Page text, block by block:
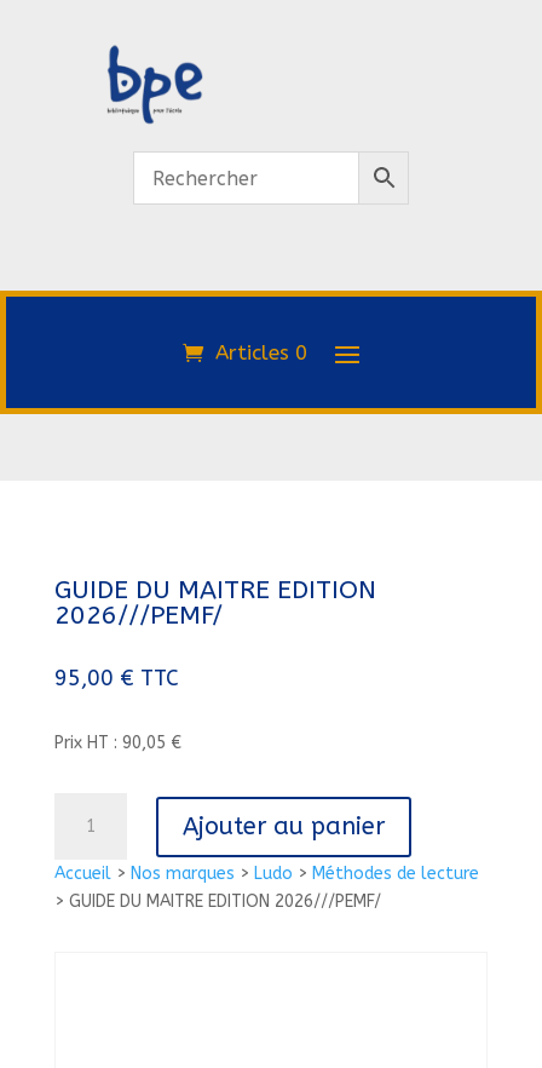
Articles 0
Accueil> Nos marques > Ludo > Méthodes de lecture
> GUIDE DU MAITRE EDITION 2026///PEMF/
GUIDE DU MAITRE EDITION
2026///PEMF/
95,00 € TTC
Prix HT : 90,05 €
GUIDE
DU
Ajouter au panier